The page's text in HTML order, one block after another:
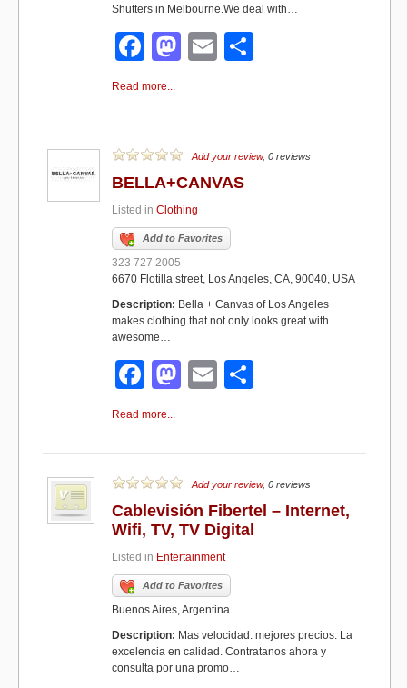
Shutters in Melbourne.We deal with…
F
a
e
b
o
o
k
M
o
d
o
n
E
e
Read more...
Add your review, 0 reviews
BELLA+CANVAS
Listed in Clothing
Add to Favorites
323 727 2005
6670 Flotilla street, Los Angeles, CA, 90040, USA
Description: Bella + Canvas of Los Angeles
makes clothing that not only looks great with
awesome…
F
a
e
b
o
o
k
M
o
d
o
n
E
e
Read more...
Add your review, 0 reviews
Cablevisión Fibertel – Internet,
Wifi, TV, TV Digital
Listed in Entertainment
Add to Favorites
Buenos Aires, Argentina
Description: Mas velocidad. mejores precios. La
excelencia en calidad. Contratanos ahora y
consulta por una promo…